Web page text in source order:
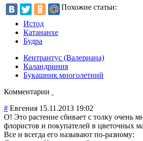
Похожие статьи:
Истод
Катананхе
Будра
Кентрантус (Валериана)
Каландриния
Букашник многолетний
Комментарии
# Евгения 15.11.2013 19:02
О! Это растение сбивает с толку очень
флористов и покупателей в цветочных
Все и всегда его называют по-разному: